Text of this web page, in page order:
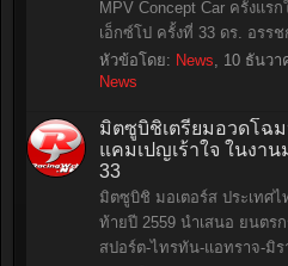
MPV Concept Car ครั้งแร
เอ็กซ์โป ครั้งที่ 33 ดร. อรรช
หัวข้อโดย: News, 10 ธันวา
News
มิตซูบิชิเตรียมอวดโฉ
แคมเปญเร้าใจ ในงา
33
มิตซูบิชิ มอเตอร์ส ประเทศ
ท้ายปี 2559 นำเสนอ ยนตร
สปอร์ต-ไทรทัน-แอทราจ-มิร